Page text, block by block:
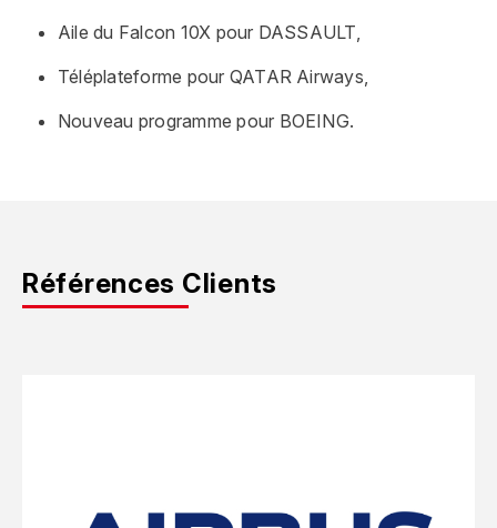
Aile du Falcon 10X pour DASSAULT,
Téléplateforme pour QATAR Airways,
Nouveau programme pour BOEING.
Références Clients